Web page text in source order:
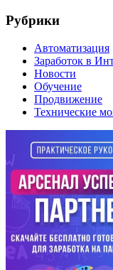
Рубрики
Автоматизация
Заработок в
Новости
Обучение
Продвижение
Технические